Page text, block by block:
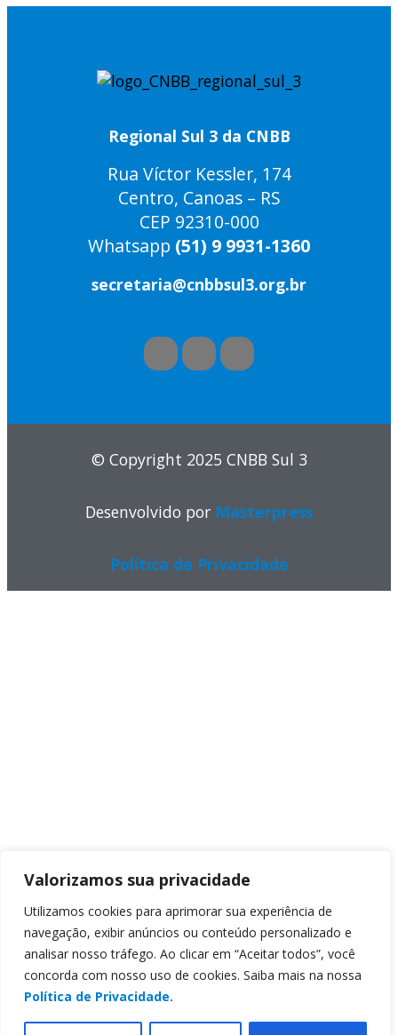
Valorizamos sua privacidade
Utilizamos cookies para aprimorar sua experiência de
navegação, exibir anúncios ou conteúdo personalizado e
analisar nosso tráfego. Ao clicar em “Aceitar todos”, você
concorda com nosso uso de cookies. Saiba mais na nossa
Política de Privacidade.
Regional Sul 3 da CNBB
Rua Víctor Kessler, 174
Centro, Canoas – RS
CEP 92310-000
Whatsapp (51) 9 9931-1360
secretaria@cnbbsul3.org.br
© Copyright 2025 CNBB Sul 3
Desenvolvido por Masterpress
Política de Privacidade